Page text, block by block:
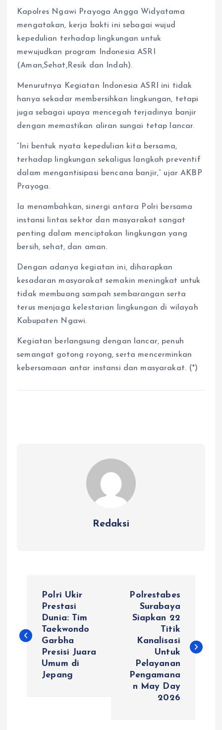
Kapolres Ngawi Prayoga Angga Widyatama
mengatakan, kerja bakti ini sebagai wujud
kepedulian terhadap lingkungan untuk
mewujudkan program Indonesia ASRI
(Aman,Sehat,Resik dan Indah).
Menurutnya Kegiatan Indonesia ASRI ini tidak
hanya sekadar membersihkan lingkungan, tetapi
juga sebagai upaya mencegah terjadinya banjir
dengan memastikan aliran sungai tetap lancar.
“Ini bentuk nyata kepedulian kita bersama,
terhadap lingkungan sekaligus langkah preventif
dalam mengantisipasi bencana banjir,” ujar AKBP
Prayoga.
Ia menambahkan, sinergi antara Polri bersama
instansi lintas sektor dan masyarakat sangat
penting dalam menciptakan lingkungan yang
bersih, sehat, dan aman.
Dengan adanya kegiatan ini, diharapkan
kesadaran masyarakat semakin meningkat untuk
tidak membuang sampah sembarangan serta
terus menjaga kelestarian lingkungan di wilayah
Kabupaten Ngawi.
Kegiatan berlangsung dengan lancar, penuh
semangat gotong royong, serta mencerminkan
kebersamaan antar instansi dan masyarakat. (*)
Redaksi
v
Polri Ukir
Prestasi
Dunia: Tim
Taekwondo
Garbha
Presisi Juara
Umum di
Jepang
Polrestabes
Surabaya
Siapkan 22
Titik
Kanalisasi
Untuk
Pelayanan
Pengamana
n May Day
2026